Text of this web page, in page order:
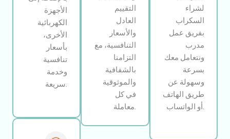
الأجهزة
الكهربائية
الأخرى،
بأسعار
تنافسية
وخدمة
سريعة.
التقييم
العادل
والأسعار
التنافسية، مع
التزامنا
بالشفافية
والموثوقية
في كل
معاملة.
لشراء
السكراب
بفريق عمل
مدرب
ونتعامل معك
بسرعة
وسهولة عن
طريق الهاتف
أو الواتساب.